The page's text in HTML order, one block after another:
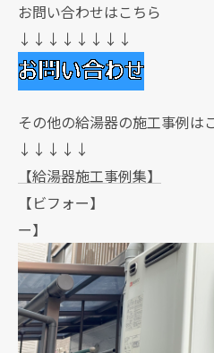
お問い合わせはこちら
↓↓↓↓↓↓↓↓
その他の給湯器の施工事例は
↓↓↓↓↓
【給湯器施工事例集】
【ビフォー
ー】